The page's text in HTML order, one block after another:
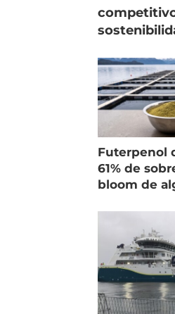
Futerpenol
61% de
bloom de